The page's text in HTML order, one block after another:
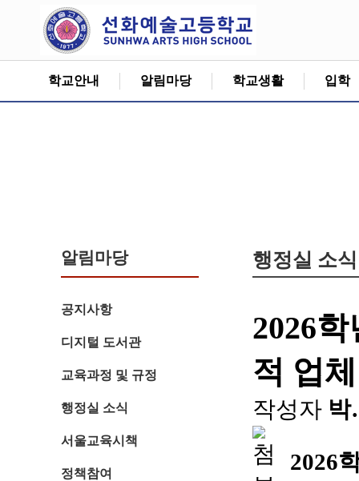
학교안내 알림마당 학교생활 입학
알림마당
공지사항
디지털 도서관
교육과정 및 규정
행정실 소식
서울교육시책
정책참여
행정실 소
2026
적 업
작성자
2026